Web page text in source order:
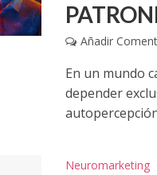
Añadir
En un mundo
depender
Neuromarketing